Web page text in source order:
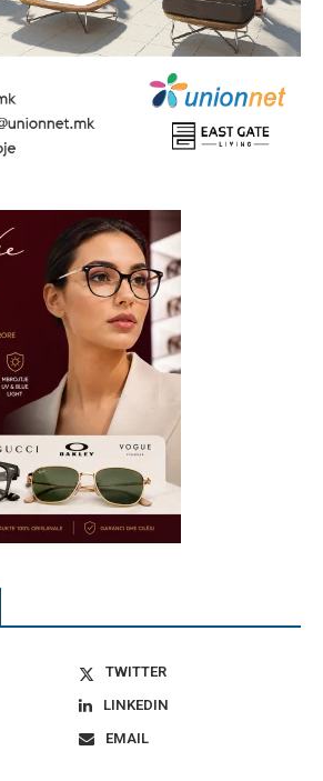
TWITTER
LINKEDIN
EMAIL